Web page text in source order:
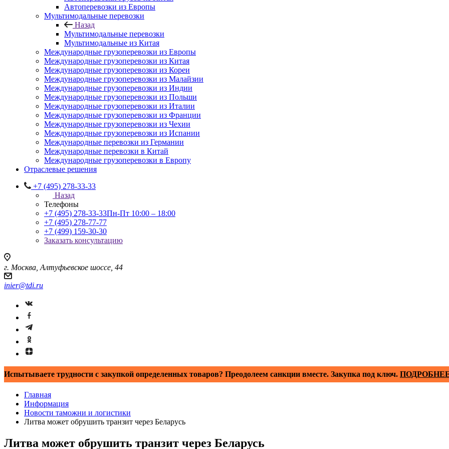
Автоперевозки из Европы
Мультимодальные перевозки
Назад
Мультимодальные перевозки
Мультимодальные из Китая
Международные грузоперевозки из Европы
Международные грузоперевозки из Китая
Международные грузоперевозки из Кореи
Международные грузоперевозки из Малайзии
Международные грузоперевозки из Индии
Международные грузоперевозки из Польши
Международные грузоперевозки из Италии
Международные грузоперевозки из Франции
Международные грузоперевозки из Чехии
Международные грузоперевозки из Испании
Международные перевозки из Германии
Международные перевозки в Китай
Международные грузоперевозки в Европу
Отраслевые решения
+7 (495) 278-33-33
Назад
Телефоны
+7 (495) 278-33-33Пн-Пт 10:00 – 18:00
+7 (495) 278-77-77
+7 (499) 159-30-30
Заказать консультацию
г. Москва, Алтуфьевское шоссе, 44
inier@tdi.ru
Испытываете трудности с закупкой определенных товаров? Преодолеем санкции вместе. Закупка под ключ.
Главная
Информация
Новости таможни и логистики
Литва может обрушить транзит через Беларусь
Литва может обрушить транзит через Беларусь